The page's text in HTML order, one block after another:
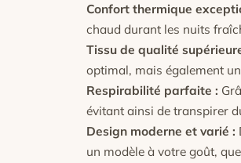
Confort thermique
chaud durant les nuits
Tissu de qualité
optimal, mais également
Respirabilité parfaite :
évitant ainsi de transpirer
Design moderne et varié :
un modèle à votre goût,